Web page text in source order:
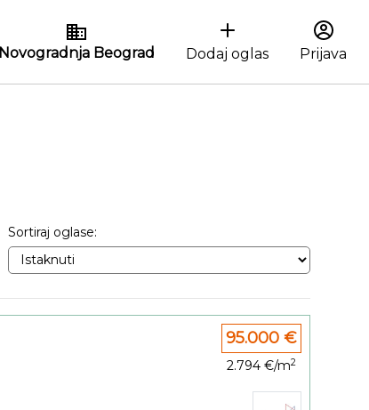
Novogradnja Beograd Dodaj oglas Prijava
Sortiraj oglase:
95.000 €
2.794 €/m2